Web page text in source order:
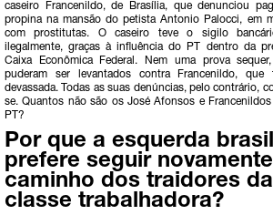
caseiro Francenildo, de Brasília, que denunciou
propina na mansão do petista Antonio Palocci, em
com prostitutas. O caseiro teve o sigilo
ilegalmente, graças à influência do PT dentro da
Caixa Econômica Federal. Nem uma prova
puderam ser levantados contra Francenildo,
devassada. Todas as suas denúncias, pelo contrário,
se. Quantos não são os José Afonsos e
PT?
Por que a esquerda
prefere seguir
caminho dos traidores da
classe trabalhadora?